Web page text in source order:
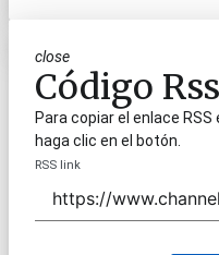
close
Código Rss
Para copiar el enlace
haga clic en el botón.
RSS link